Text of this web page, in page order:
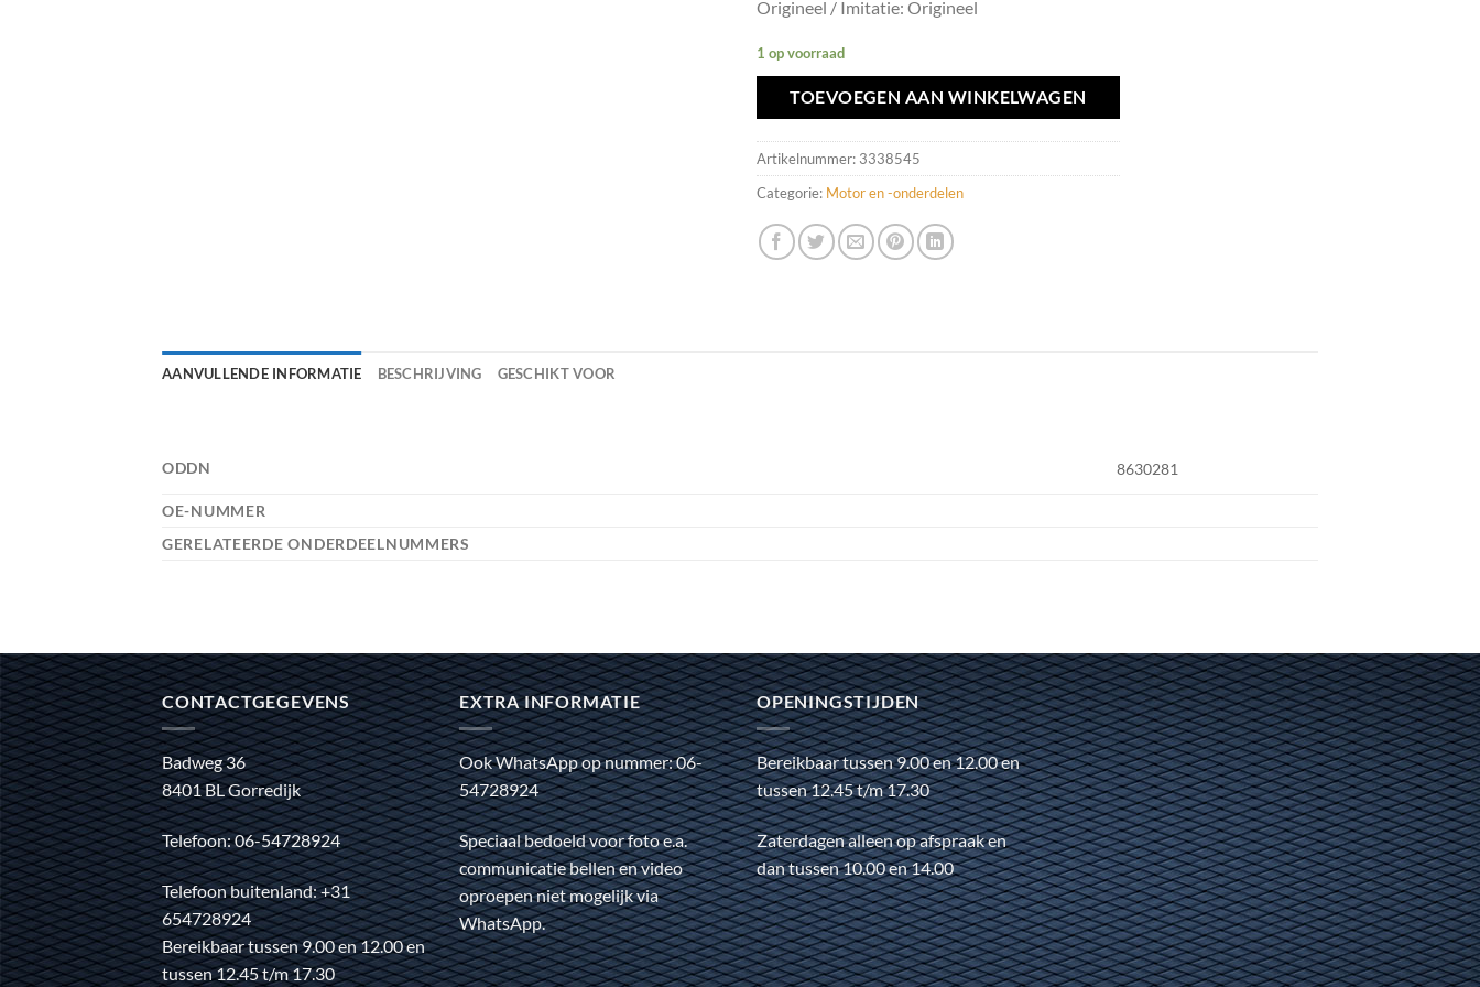
Origineel / Imitatie: Origineel
1 op voorraad
TOEVOEGEN AAN WINKELWAGEN
Artikelnummer: 3338545
Categorie: Motor en -onderdelen
AANVULLENDE INFORMATIE BESCHRIJVING GESCHIKT VOOR
ODDN 8630281
OE-NUMMER
GERELATEERDE ONDERDEELNUMMERS
CONTACTGEGEVENS
Badweg 36
8401 BL Gorredijk
Telefoon: 06-54728924
Telefoon buitenland: +31
654728924
Bereikbaar tussen 9.00 en 12.00 en
tussen 12.45 t/m 17.30
EXTRA INFORMATIE
Ook WhatsApp op nummer: 06-
54728924
Speciaal bedoeld voor foto e.a.
communicatie bellen en video
oproepen niet mogelijk via
WhatsApp.
OPENINGSTIJDEN
Bereikbaar tussen 9.00 en 12.00 en
tussen 12.45 t/m 17.30
Zaterdagen alleen op afspraak en
dan tussen 10.00 en 14.00